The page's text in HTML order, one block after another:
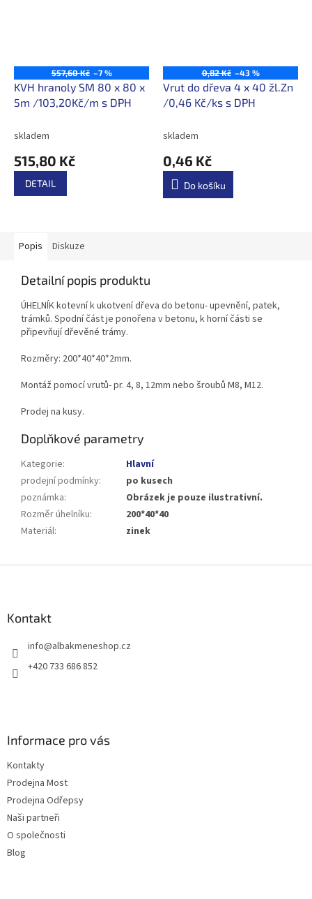
557,60 Kč –7 %
KVH hranoly SM 80 x 80 x
5m /103,20Kč/m s DPH
skladem
515,80 Kč
DETAIL
0,82 Kč –43 %
Vrut do dřeva 4 x 40 žl.Zn
/0,46 Kč/ks s DPH
skladem
0,46 Kč
Do košíku
Popis Diskuze
Detailní popis produktu
ÚHELNÍK kotevní k ukotvení dřeva do betonu- upevnění, patek,
trámků. Spodní část je ponořena v betonu, k horní části se
připevňují dřevěné trámy.
Rozměry: 200*40*40*2mm.
Montáž pomocí vrutů- pr. 4, 8, 12mm nebo šroubů M8, M12.
Prodej na kusy.
Doplňkové parametry
Kategorie:
Hlavní
prodejní podmínky:
po kusech
poznámka:
Obrázek je pouze ilustrativní.
Rozměr úhelníku:
200*40*40
Materiál: zinek
Kontakt
info@albakmeneshop.cz
+420 733 686 852
Informace pro vás
Kontakty
Prodejna Most
Prodejna Odřepsy
Naši partneři
O společnosti
Blog